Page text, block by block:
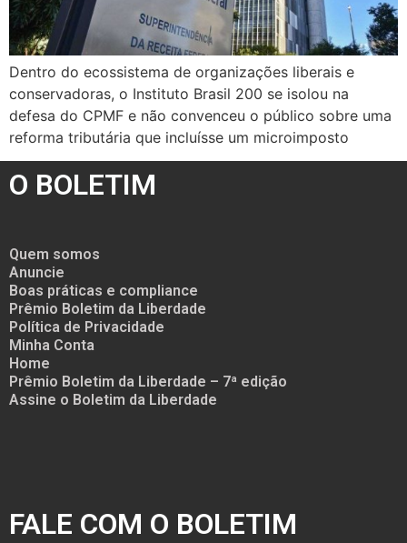
Dentro do ecossistema de organizações liberais e
conservadoras, o Instituto Brasil 200 se isolou na
defesa do CPMF e não convenceu o público sobre uma
reforma tributária que incluísse um microimposto
O BOLETIM
Quem somos
Anuncie
Boas práticas e compliance
Prêmio Boletim da Liberdade
Política de Privacidade
Minha Conta
Home
Prêmio Boletim da Liberdade – 7ª edição
Assine o Boletim da Liberdade
FALE COM O BOLETIM